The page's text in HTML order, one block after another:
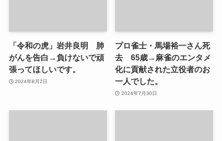
「令和の虎」岩井良明 肺
がんを告白→負けないで頑
張ってほしいです。
2024年8月2日
プロ雀士・馬場裕一さん死
去 65歳→麻雀のエンタメ
化に貢献された立役者のお
一人でした。
2024年7月30日